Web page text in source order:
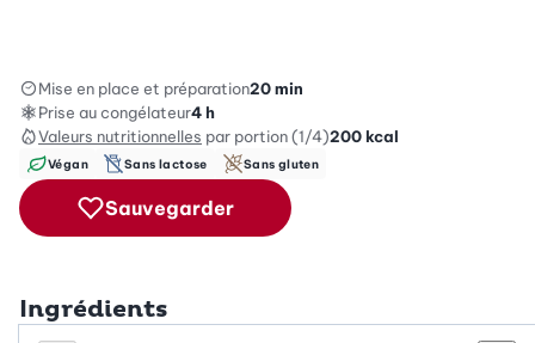
Mise en place et préparation20 min
Prise au congélateur4 h
Valeurs nutritionnelles par portion (1/4)200kcal
Végan Sans lactose Sans gluten
Sauvegarder
Ingrédients